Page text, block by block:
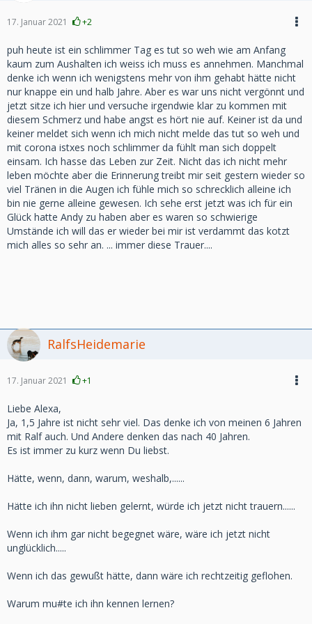
17. Januar 2021 +2
puh heute ist ein schlimmer Tag es tut so weh wie am Anfang
kaum zum Aushalten ich weiss ich muss es annehmen. Manchmal
denke ich wenn ich wenigstens mehr von ihm gehabt hätte nicht
nur knappe ein und halb Jahre. Aber es war uns nicht vergönnt und
jetzt sitze ich hier und versuche irgendwie klar zu kommen mit
diesem Schmerz und habe angst es hört nie auf. Keiner ist da und
keiner meldet sich wenn ich mich nicht melde das tut so weh und
mit corona istxes noch schlimmer da fühlt man sich doppelt
einsam. Ich hasse das Leben zur Zeit. Nicht das ich nicht mehr
leben möchte aber die Erinnerung treibt mir seit gestern wieder so
viel Tränen in die Augen ich fühle mich so schrecklich alleine ich
bin nie gerne alleine gewesen. Ich sehe erst jetzt was ich für ein
Glück hatte Andy zu haben aber es waren so schwierige
Umstände ich will das er wieder bei mir ist verdammt das kotzt
mich alles so sehr an. ... immer diese Trauer....
RalfsHeidemarie
17. Januar 2021 +1
Liebe Alexa,
Ja, 1,5 Jahre ist nicht sehr viel. Das denke ich von meinen 6 Jahren
mit Ralf auch. Und Andere denken das nach 40 Jahren.
Es ist immer zu kurz wenn Du liebst.
Hätte, wenn, dann, warum, weshalb,......
Hätte ich ihn nicht lieben gelernt, würde ich jetzt nicht trauern......
Wenn ich ihm gar nicht begegnet wäre, wäre ich jetzt nicht
unglücklich.....
Wenn ich das gewußt hätte, dann wäre ich rechtzeitig geflohen.
Warum mu#te ich ihn kennen lernen?